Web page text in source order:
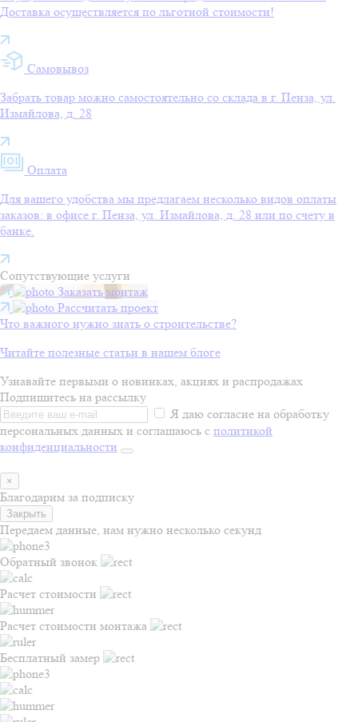
Доставка осуществляется по льготной стоимости!
Самовывоз
Забрать товар можно самостоятельно со склада в г. Пенза, ул.
Измайлова, д. 28
Оплата
Для вашего удобства мы предлагаем несколько видов оплаты
заказов: в офисе г. Пенза, ул. Измайлова, д. 28 или по счету в
банке.
Сопутствующие услуги
Заказать монтаж
Рассчитать проект
Что важного нужно знать о строительстве?
Читайте полезные статьи в нашем блоге
Узнавайте первыми о новинках, акциях и распродажах
Подпишитесь на рассылку
Я даю согласие на обработку
персональных данных и соглашаюсь с политикой
конфиденциальности
×
Благодарим за подписку
Закрыть
Передаем данные, нам нужно несколько секунд
Обратный звонок
Расчет стоимости
Расчет стоимости монтажа
Бесплатный замер